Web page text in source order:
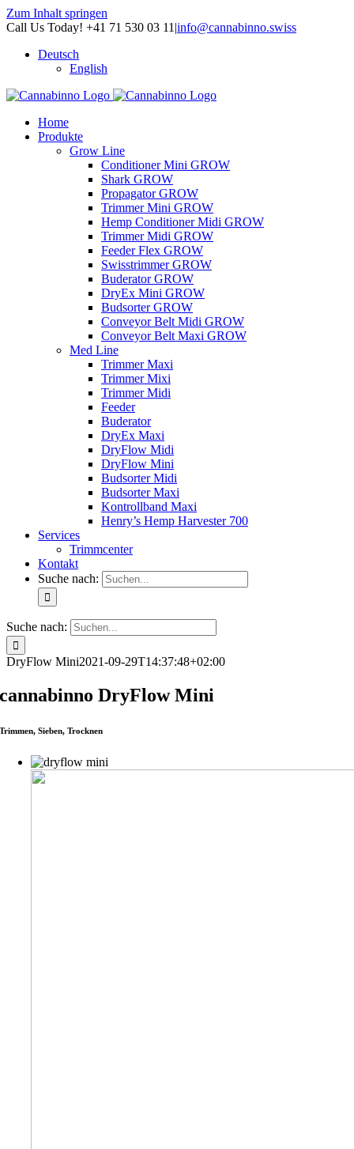
Zum Inhalt springen
Call Us Today! +41 71 530 03 11 |info@cannabinno.swiss
Deutsch
English
Home
Produkte
Grow Line
Conditioner Mini GROW
Shark GROW
Propagator GROW
Trimmer Mini GROW
Hemp Conditioner Midi GROW
Trimmer Midi GROW
Feeder Flex GROW
Swisstrimmer GROW
Buderator GROW
DryEx Mini GROW
Budsorter GROW
Conveyor Belt Midi GROW
Conveyor Belt Maxi GROW
Med Line
Trimmer Maxi
Trimmer Mixi
Trimmer Midi
Feeder
Buderator
DryEx Maxi
DryFlow Midi
DryFlow Mini
Budsorter Midi
Budsorter Maxi
Kontrollband Maxi
Henry’s Hemp Harvester 700
Services
Trimmcenter
Kontakt
Suche nach:
Suche nach:
DryFlow Mini2021-09-29T14:37:48+02:00
cannabinno DryFlow Mini
Trimmen, Sieben, Trocknen